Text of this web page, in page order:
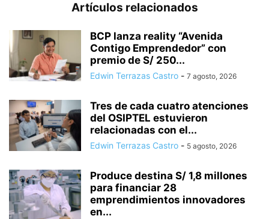
Artículos relacionados
BCP lanza reality “Avenida
Contigo Emprendedor” con
premio de S/ 250...
Edwin Terrazas Castro - 7 agosto, 2026
Tres de cada cuatro atenciones
del OSIPTEL estuvieron
relacionadas con el...
Edwin Terrazas Castro - 5 agosto, 2026
Produce destina S/ 1,8 millones
para financiar 28
emprendimientos innovadores
en...